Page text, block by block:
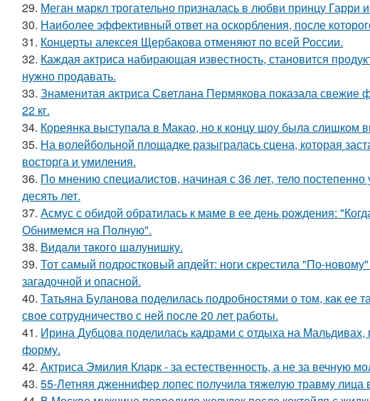
29. Меган маркл трогательно призналась в любви принцу Гарри
30. Наиболее эффективный ответ на оскорбления, после
31. Концерты алексея Щербакова отменяют по всей России.
32. Каждая актриса набирающая известность, становится
нужно продавать.
33. Знаменитая актриса Светлана Пермякова показала свежие
22 кг.
34. Кореянка выступала в Макао, но к концу шоу была слишком
35. На волейбольной площадке разыгралась сцена, которая
восторга и умиления.
36. По мнению специалистов, начиная с 36 лет, тело
десять лет.
37. Асмус с обидой обратилась к маме в ее день рождения:
Обнимемся на Полную".
38. Видaли тaкого шaлунишку.
39. Тот самый подростковый апдейт: ноги скрестила "По-
загадочной и опасной.
40. Татьяна Буланова поделилась подробностями о том, как
свое сотрудничество с ней после 20 лет работы.
41. Ирина Дубцова поделилась кадрами с отдыха на
форму.
42. Актриса Эмилия Кларк - за естественность, а не за вечную
43. 55-Летняя дженнифер лопес получила тяжелую травму лица